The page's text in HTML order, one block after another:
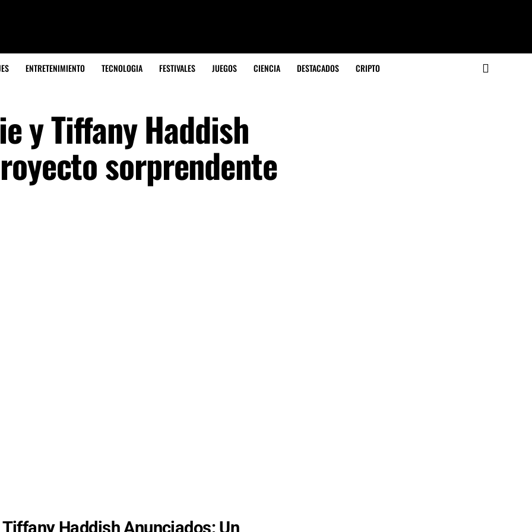
ENTRETENIMIENTO TECNOLOGIA FESTIVALES JUEGOS CIENCIA DESTACADOS CRIPTO
y Tiffany Haddish
sorprendente
Haddish Anunciados: Un